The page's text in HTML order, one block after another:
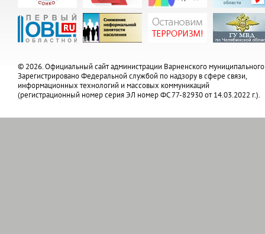
© 2026. Официальный сайт администрации Варненского муниципального
Зарегистрировано Федеральной службой по надзору в сфере связи,
информационных технологий и массовых коммуникаций
(регистрационный номер серия ЭЛ номер ФС 77-82930 от 14.03.2022 г.).